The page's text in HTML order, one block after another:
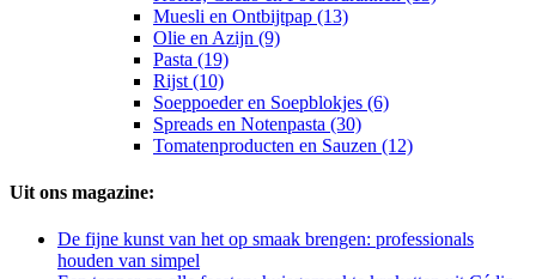
Muesli en Ontbijtpap (13)
Olie en Azijn (9)
Pasta (19)
Rijst (10)
Soeppoeder en Soepblokjes (6)
Spreads en Notenpasta (30)
Tomatenproducten en Sauzen (12)
Uit ons magazine:
De fijne kunst van het op smaak brengen: professionals
houden van simpel